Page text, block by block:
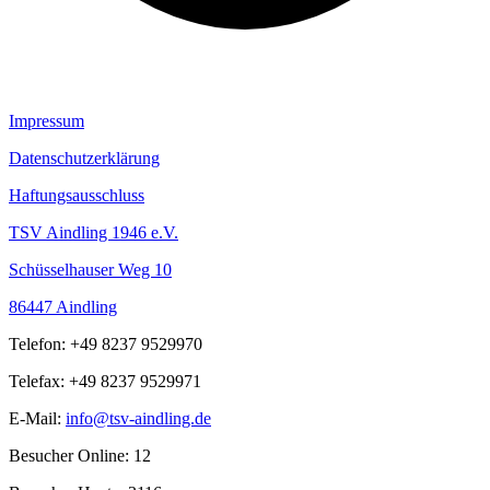
Impressum
Datenschutzerklärung
Haftungsausschluss
TSV Aindling 1946 e.V.
Schüsselhauser Weg 10
86447 Aindling
Telefon: +49 8237 9529970
Telefax: +49 8237 9529971
E-Mail: info@tsv-aindling.de
Besucher Online: 12